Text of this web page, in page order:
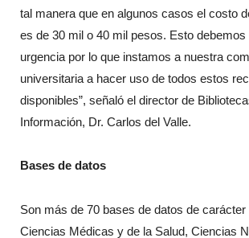
tal manera que en algunos casos el costo
es de 30 mil o 40 mil pesos. Esto
urgencia por lo que instamos a nuestra
universitaria a hacer uso de todos estos
disponibles”, señaló el director de
Información, Dr. Carlos del Valle.
Bases de datos
Son más de 70 bases de datos de carácter
Ciencias Médicas y de la Salud, Ciencias